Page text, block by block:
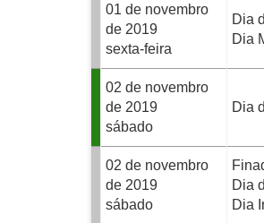
01 de novembro
de 2019
sexta-feira
Dia
Dia
02 de novembro
de 2019
sábado
Dia
02 de novembro
de 2019
sábado
Dia
Dia